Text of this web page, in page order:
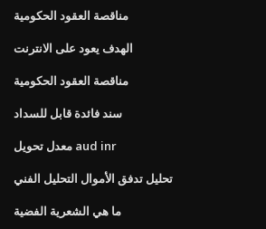
مناقصة العقود الحكومية
الهدف يعود على الانترنت
مناقصة العقود الحكومية
سند فائدة قابل للسداد
معدل تحويل aud inr
تحليل تدفق الأموال التحليل الفني
ما هي الشعرية الفضية